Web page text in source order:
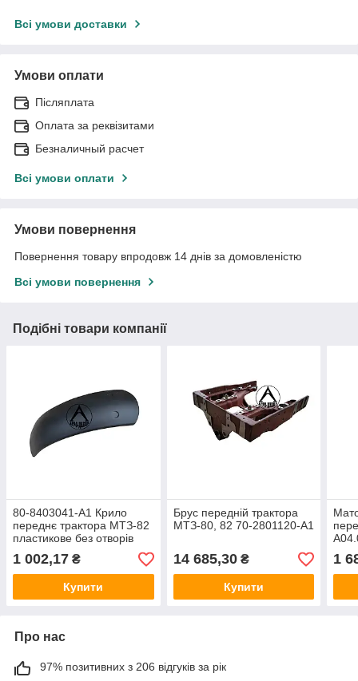
Всі умови доставки
Умови оплати
Післяплата
Оплата за реквізитами
Безналичный расчет
Всі умови оплати
Умови повернення
Повернення товару впродовж 14 днів за домовленістю
Всі умови повернення
Подібні товари компанії
80-8403041-А1 Крило
переднє трактора МТЗ-82
пластикове без отворів
1 002,17 ₴
Купити
Брус передній трактора
МТЗ-80, 82 70-2801120-А1
14 685,30₴
Купити
1
Про нас
97% позитивних з 206 відгуків за рік